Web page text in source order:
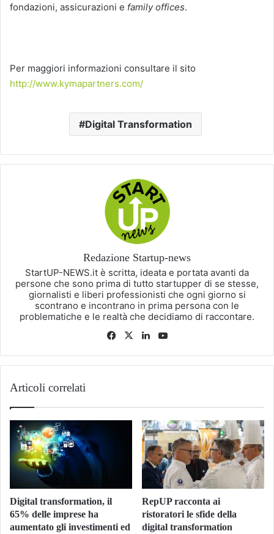
fondazioni, assicurazioni e family offices.
Per maggiori informazioni consultare il sito
http://www.kymapartners.com/
Digital Transformation
Redazione Startup-news
StartUP-NEWS.it è scritta, ideata e portata avanti da
persone che sono prima di tutto startupper di se stesse,
giornalisti e liberi professionisti che ogni giorno si
scontrano e incontrano in prima persona con le
problematiche e le realtà che decidiamo di raccontare.
Facebook
X LinkedIn
Articoli correlati
Digital transformation, il
65% delle imprese ha
aumentato gli investimenti ed
RepUP racconta ai
ristoratori le sfide della
digital transformation